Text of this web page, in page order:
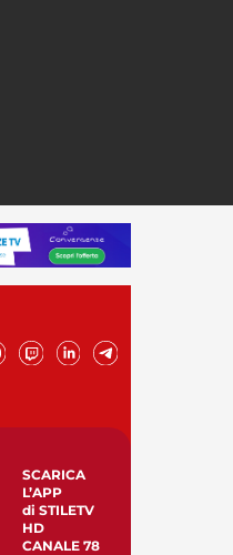
SCARICA
L’APP
di STILETV
HD
CANALE 78